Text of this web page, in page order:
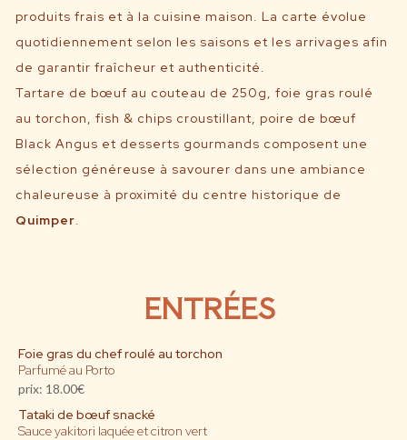
produits frais et à la cuisine maison. La carte évolue
quotidiennement selon les saisons et les arrivages afin
de garantir fraîcheur et authenticité.
Tartare de bœuf au couteau de 250g, foie gras roulé
au torchon, fish & chips croustillant, poire de bœuf
Black Angus et desserts gourmands composent une
sélection généreuse à savourer dans une ambiance
chaleureuse à proximité du centre historique de
Quimper.
ENTRÉES
Foie gras du chef roulé au torchon
Parfumé au Porto
prix: 18.00€
Tataki de bœuf snacké
Sauce yakitori laquée et citron vert